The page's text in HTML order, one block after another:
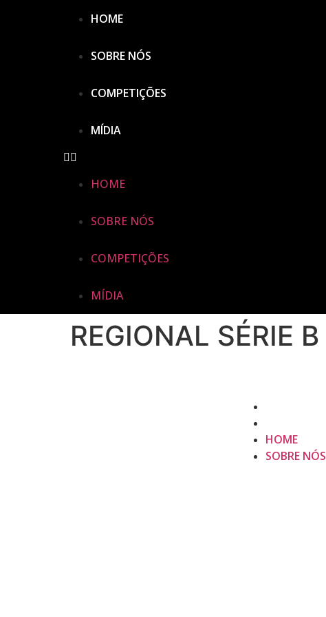
HOME
SOBRE NÓS
COMPETIÇÕES
MÍDIA
HOME
SOBRE NÓS
COMPETIÇÕES
MÍDIA
REGIONAL SÉRIE B
HOME
SOBRE NÓS